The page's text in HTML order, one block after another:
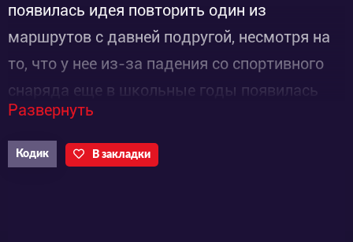
появилась идея повторить один из
маршрутов с давней подругой, несмотря на
то, что у нее из-за падения со спортивного
снаряда еще в школьные годы появилась
боязнь высоты. Энергичная и влюбленная в
горы девушка вкладывает всю свою душу в
процесс уговаривания замкнутой и
Развернуть
Кодик В закладки